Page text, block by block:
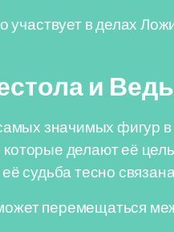
участвует в делах
и
значимых фигур
делают её
судьба тесно
перемещаться